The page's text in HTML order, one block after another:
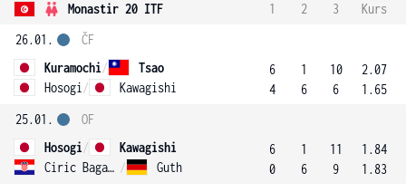
Monastir 20 ITF 1 2 3
Kurs
26.01.
Kuramochi/
Tsao
Hosogi / Kawagishi
ČF
6
4
1
6
10
6
2.07
1.65
25.01.
Hosogi/
Kawagishi
Ciric Bagaric / Guth
OF
6
0
1
6
11
9
1.84
1.83